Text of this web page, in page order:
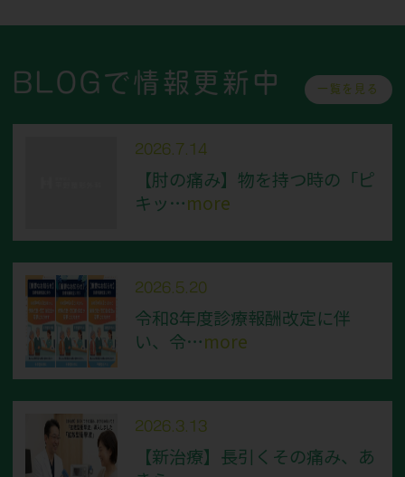
BLOGで情報更新中 一覧を見る
2026.7.14
【肘の痛み】物を持つ時の「ピ
キッ…more
2026.5.20
令和8年度診療報酬改定に伴
い、令…more
2026.3.13
【新治療】長引くその痛み、あ